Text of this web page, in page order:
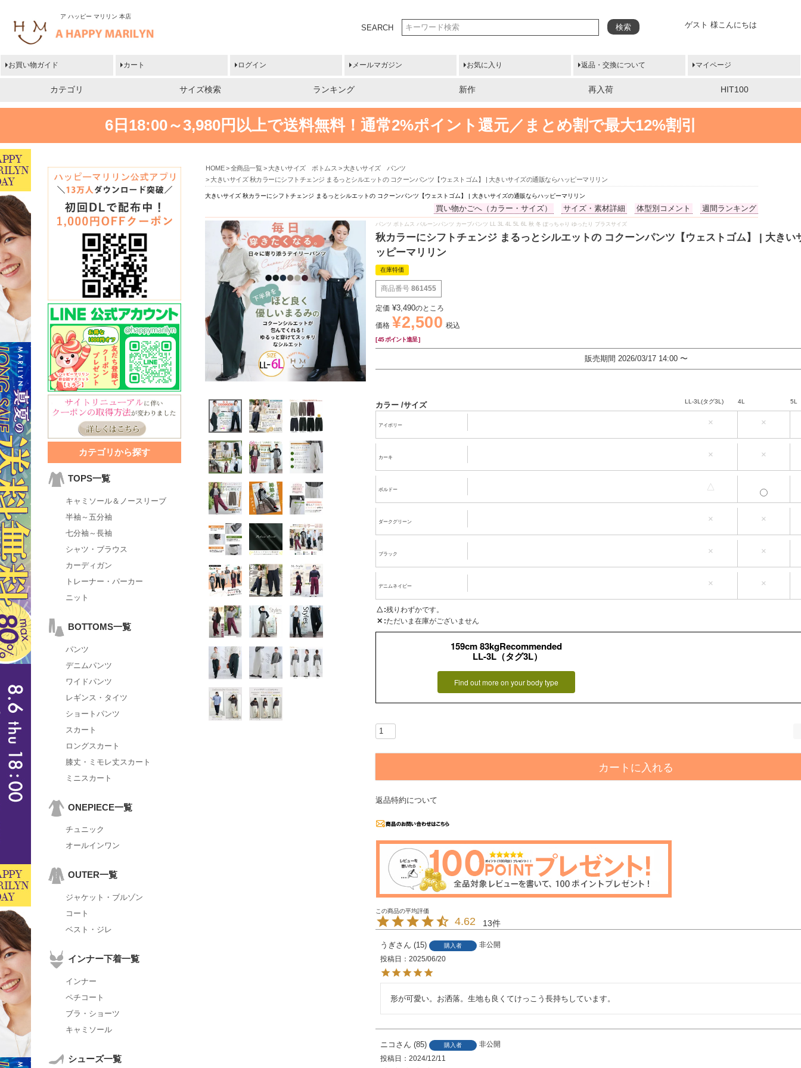
ア ハッピー マリリン 本店
ゲスト 様こんにちは
SEARCH 検索
お買い物ガイド カート ログイン メールマガジン お気に入り 返品・交換について マイページ
カテゴリ サイズ検索 ランキング 新作 再入荷 HIT100
6日18:00～3,980円以上で送料無料！ 通常2%ポイント還元／まとめ割で最大12%割引
カテゴリから探す
TOPS一覧
キャミソール＆ノースリーブ
半袖～五分袖
七分袖～長袖
シャツ・ブラウス
カーディガン
トレーナー・パーカー
ニット
BOTTOMS一覧
パンツ
デニムパンツ
ワイドパンツ
レギンス・タイツ
ショートパンツ
スカート
ロングスカート
膝丈・ミモレ丈スカート
ミニスカート
ONEPIECE一覧
チュニック
オールインワン
OUTER一覧
ジャケット・ブルゾン
コート
ベスト・ジレ
インナー下着一覧
インナー
ペチコート
ブラ・ショーツ
キャミソール
シューズ一覧
HOME 全商品一覧 大きいサイズ ボトムス
大きいサイズ パンツ
大きいサイズ 秋カラーにシフトチェンジ まるっとシルエットの コクーンパンツ【ウェストゴム】 | 大きいサイズの通販ならハッピーマリリン
大きいサイズ 秋カラーにシフトチェンジ まるっとシルエットの コクーンパンツ【ウェストゴム】 | 大きいサイズの通販ならハッピーマリリン
買い物かごへ（カラー・サイズ） サイズ・素材詳細 体型別コメント 週間ランキング
パンツ ボトムス バルーンパンツ カーブパンツ LL 3L 4L 5L 6L 秋 冬 ぽっちゃり ゆったり プラスサイズ
秋カラーにシフトチェンジ まるっとシルエットの コクーンパンツ【ウェストゴム】 | 大きい
ッピーマリリン
在庫特価
商品番号 861455
定価 ¥3,490のところ
価格 ¥2,500 税込
[45 ポイント進呈 ]
販売期間 2026/03/17 14:00 〜
カラー サイズ
アイボリー
LL-3L(タグ3L)
×
4L
×
5L
カーキ × ×
ボルドー △
ダークグリーン × ×
ブラック × ×
デニムネイビー × ×
△ 残りわずかです。
✕ ただいま在庫がございません
159cm 83kgRecommended
LL-3L（タグ3L）
Find out more on your body type
カートに入れる
返品特約について
4.62 13
うぎ 15 購入者
非公開
投稿日
2025/06/20
形が可愛い。お洒落。生地も良くてけっこう長持ちしています。
ニコ 85 購入者
非公開
投稿日
2024/12/11